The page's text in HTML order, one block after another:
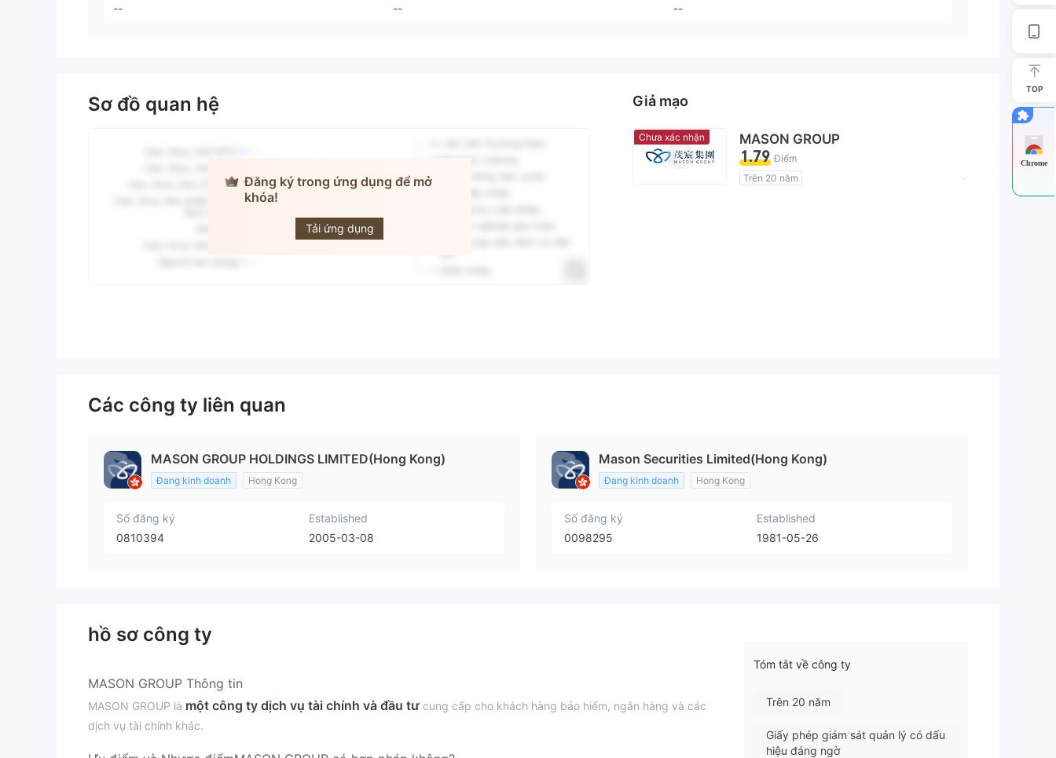
--
--
--
Sơ đồ quan hệ
Đăng ký trong ứng dụng để mở
khóa!
Tải ứng dụng
Giả mạo
Chưa xác nhận MASON GROUP
1.79 Điểm
Trên 20 năm
Các công ty liên quan
MASON GROUP HOLDINGS LIMITED(Hong Kong)
Đang kinh doanh Hong Kong
Số đăng ký
0810394
Established
2005-03-08
Mason Securities Limited(Hong Kong)
Đang kinh doanh Hong Kong
Số đăng ký
0098295
Established
1981-05-26
hồ sơ công ty
MASON GROUP Thông tin
MASON GROUP là một công ty dịch vụ tài chính và đầu tư cung cấp cho khách hàng bảo hiểm, ngân hàng và các
dịch vụ tài chính khác.
Tóm tắt về công ty
Trên 20 năm
Giấy phép giám sát quản lý có dấu
hiệu đáng ngờ
TOP
Chrome